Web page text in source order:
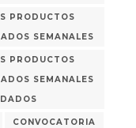
PRODUCTOS
SEMANALES
PRODUCTOS
SEMANALES
CONVOCATORIA